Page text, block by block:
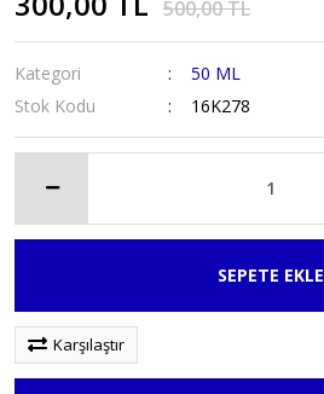
500,00 TL
Kategori
50 ML
Stok Kodu
16K278
SEPETE EKLE
Karşılaştır